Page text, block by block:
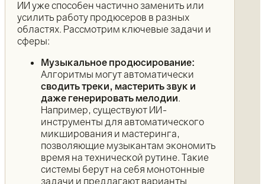
ИИ уже способен частично заменить или
усилить работу продюсеров в разных
областях. Рассмотрим ключевые задачи и
сферы:
Музыкальное продюсирование:
Алгоритмы могут автоматически
сводить треки, мастерить звук и
даже генерировать мелодии.
Например, существуют ИИ-
инструменты для автоматического
микширования и мастеринга,
позволяющие музыкантам экономить
время на технической рутине. Такие
системы берут на себя монотонные
задачи и предлагают варианты